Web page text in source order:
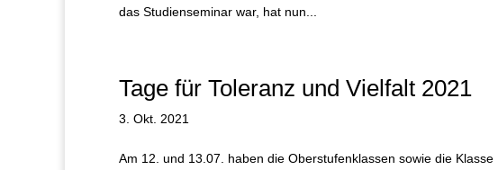
das Studienseminar war, hat nun...
Tage für Toleranz und Vielfalt 2021
3. Okt. 2021
Am 12. und 13.07. haben die Oberstufenklassen sowie die